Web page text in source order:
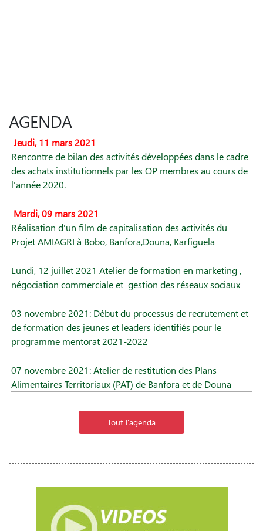
AGENDA
Jeudi, 11 mars 2021
Rencontre de bilan des activités développées dans le cadre
des achats institutionnels par les OP membres au cours de
l'année 2020.
Mardi, 09 mars 2021
Réalisation d'un film de capitalisation des activités du
Projet AMIAGRI à Bobo, Banfora,Douna, Karfiguela
Lundi, 12 juillet 2021 Atelier de formation en marketing ,
négociation commerciale et gestion des réseaux sociaux
03 novembre 2021: Début du processus de recrutement et
de formation des jeunes et leaders identifiés pour le
programme mentorat 2021-2022
07 novembre 2021: Atelier de restitution des Plans
Alimentaires Territoriaux (PAT) de Banfora et de Douna
Tout l'agenda